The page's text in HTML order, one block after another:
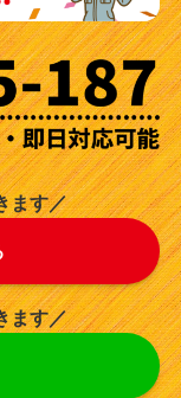
ます／
ます／